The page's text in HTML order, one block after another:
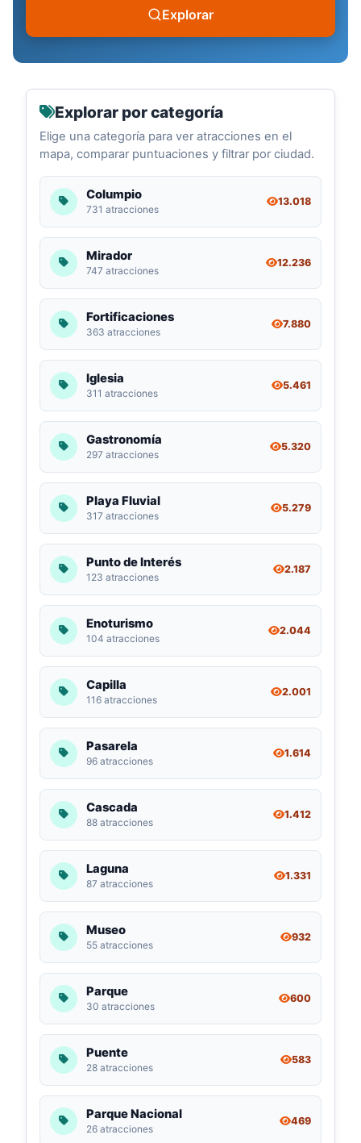
Explorar
Explorar por categoría
Elige una categoría para ver atracciones en el
mapa, comparar puntuaciones y filtrar por ciudad.
Columpio
731 atracciones
13.018
Mirador
747 atracciones
12.236
Fortificaciones
363 atracciones
7.880
Iglesia
311 atracciones
5.461
Gastronomía
297 atracciones
5.320
Playa Fluvial
317 atracciones
5.279
Punto de Interés
123 atracciones
2.187
Enoturismo
104 atracciones
2.044
Capilla
116 atracciones
2.001
Pasarela
96 atracciones
1.614
Cascada
88 atracciones
1.412
Laguna
87 atracciones
1.331
Museo
55 atracciones
932
Parque
30 atracciones
600
Puente
28 atracciones
583
Parque Nacional
26 atracciones
469